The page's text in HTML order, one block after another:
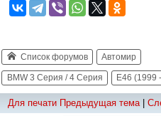
Список форумов Автомир
BMW 3 Серия / 4 Серия E46 (1999
Для печати Предыдущая тема|